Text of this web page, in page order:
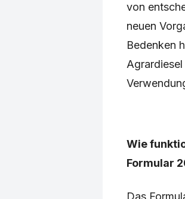
von
neuen
Bedenken
Wie
Formular
Das